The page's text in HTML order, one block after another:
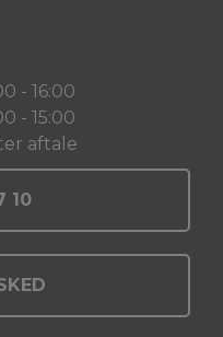
- 16:00
- 15:00
aftale
10